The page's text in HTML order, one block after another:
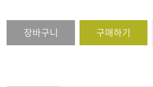
장바구니 구매하기